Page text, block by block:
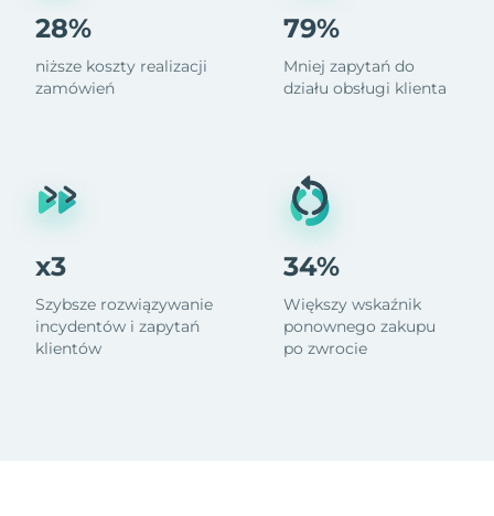
28%
niższe koszty realizacji
zamówień
x3
Szybsze rozwiązywanie
incydentów i zapytań
klientów
79%
Mniej zapytań do
działu obsługi klienta
34%
Większy wskaźnik
ponownego zakupu
po zwrocie